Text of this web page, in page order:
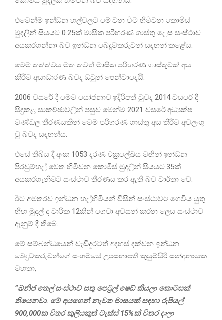
එමෙන්ම ඉන්ධන හල්වලට මේ වන විට හිමිවන කොමිස්
මුදලින් සියයට 0.25ක් මාසික පරිහරණ ගාස්තු ලෙස සංස්ථාව
අයකරගන්නා බව ඉන්ධන බෙදුම්කරුවන් සඳහන් කළේය.
මෙම තත්ත්වය මත තවත් මාසික පරිහරණ ගාස්තුවක් අය
කිරීම අසාධාරණ බවද ඔවුන් පෙන්වාදෙයි.
2006 වසරේ දී මෙම යෝජනාව ඉදිරිපත් වුවද 2014 වසරේ දී
සිදුකළ සාකච්ඡාවලින් පසුව මෙන්ම 2021 වසරේ අධ්‍යක්ෂ
මණ්ඩල තීරණයකින් මෙම පරිහරණ ගාස්තු අය කිරීම අවලංගු
වු බවද සඳහන්ය.
එසේ තිබිය දී අංක 1053 දරණ චක්‍රලේඛය මඟින් ඉන්ධන
පිරවුම්හල් වෙත හිමිවන කොමිස් මුදලින් සියයට 35ක්
අයකරගැනීමට සංස්ථාව තීරණය කර ඇති බව වාර්තා වේ.
ඊට අමතරව ඉන්ධන හල්හිමියන් විසින් සංස්ථාවට ගෙවිය යුතු
හිඟ මුදල් ද වාරික 12කින් ගෙවා අවසන් කරන ලෙස සංස්ථාව
දැනුම් දී තිබේ.
මේ සම්බන්ධයෙන් වැඩිදුරටත් අදහස් දක්වන ඉන්ධන
බෙදුම්කරුවන්ගේ සංගමයේ උපසභාපති කුසුම්සිරි සන්දනායක
මහතා,
“ඛනිජ තෙල් සංස්ථාව සතු පෙට්‍රල් ෂෙඩ් කියලා කොටසක්
තියෙනවා. මේ අයගෙන් නැවත මාසයක් සඳහා රුපියල්
900,000ක විතර කුලියකුත් ටැක්ස් 15%ක් විතර දාලා